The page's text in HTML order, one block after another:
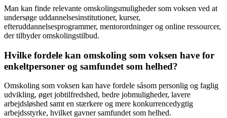
Man kan finde relevante omskolingsmuligheder som voksen ved at
undersøge uddannelsesinstitutioner, kurser,
efteruddannelsesprogrammer, mentorordninger og online ressourcer,
der tilbyder omskolingstilbud.
Hvilke fordele kan omskoling som voksen have for
enkeltpersoner og samfundet som helhed?
Omskoling som voksen kan have fordele såsom personlig og faglig
udvikling, øget jobtilfredshed, bedre jobmuligheder, lavere
arbejdsløshed samt en stærkere og mere konkurrencedygtig
arbejdsstyrke, hvilket gavner samfundet som helhed.